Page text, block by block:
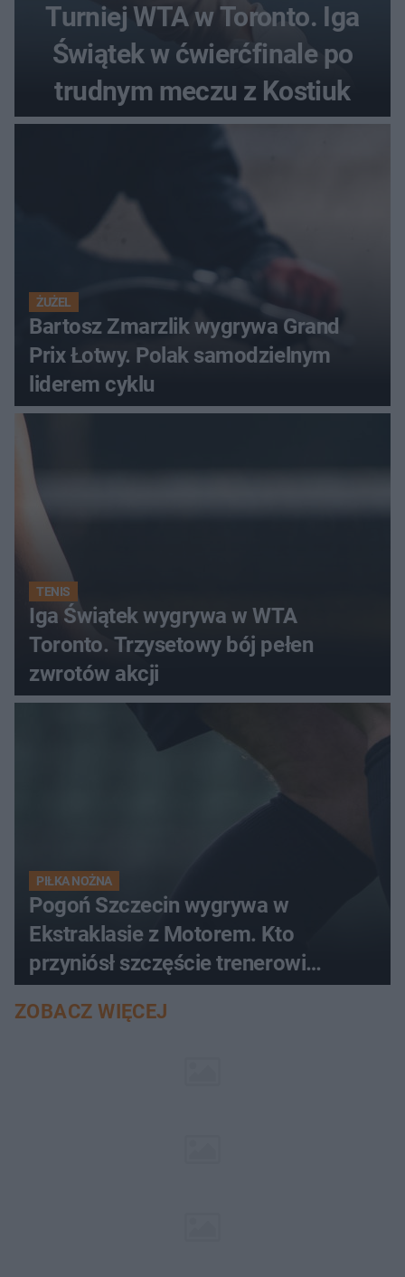
Turniej WTA w Toronto. Iga
Świątek w ćwierćfinale po
trudnym meczu z Kostiuk
ŻUŻEL
Bartosz Zmarzlik wygrywa Grand
Prix Łotwy. Polak samodzielnym
liderem cyklu
TENIS
Iga Świątek wygrywa w WTA
Toronto. Trzysetowy bój pełen
zwrotów akcji
PIŁKA NOŻNA
Pogoń Szczecin wygrywa w
Ekstraklasie z Motorem. Kto
przyniósł szczęście trenerowi
gospodarzy?
ZOBACZ WIĘCEJ